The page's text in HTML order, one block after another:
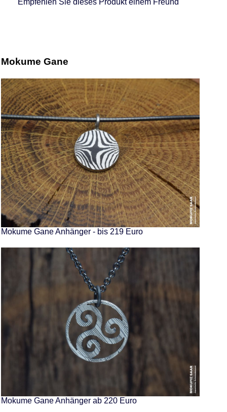
Empfehlen Sie dieses Produkt einem Freund
Mokume Gane
Mokume Gane Anhänger - bis 219 Euro
Mokume Gane Anhänger ab 220 Euro